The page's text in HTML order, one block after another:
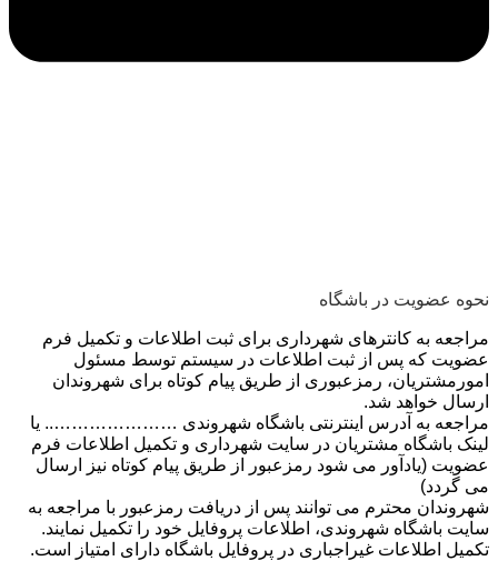
نحوه عضویت در باشگاه
مراجعه به کانترهای شهرداری برای ثبت اطلاعات و تکمیل فرم
عضویت که پس از ثبت اطلاعات در سیستم توسط مسئول
امورمشتریان، رمزعبوری از طریق پیام کوتاه برای شهروندان
ارسال خواهد شد.
مراجعه به آدرس اینترنتی باشگاه شهروندی ………………….. یا
لینک باشگاه مشتریان در سایت شهرداری و تکمیل اطلاعات فرم
عضویت (یادآور می شود رمزعبور از طریق پیام کوتاه نیز ارسال
می گردد)
شهروندان محترم می توانند پس از دریافت رمزعبور با مراجعه به
سایت باشگاه شهروندی، اطلاعات پروفایل خود را تکمیل نمایند.
تکمیل اطلاعات غیراجباری در پروفایل باشگاه دارای امتیاز است.